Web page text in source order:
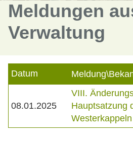
Meldungen
Verwaltung
Datum
08.01.2025
VIII.
Hauptsatzung